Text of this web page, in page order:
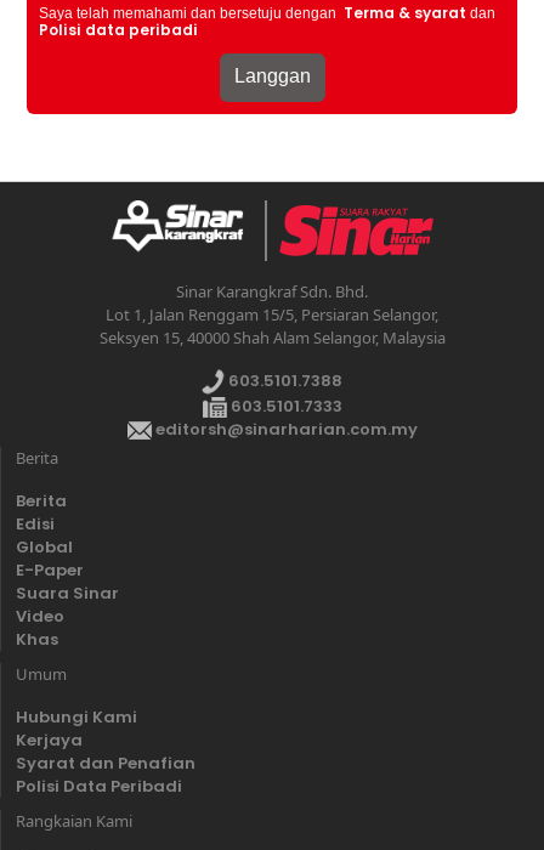
Saya telah memahami dan bersetuju dengan Terma & syarat dan
Polisi data peribadi
Sinar Karangkraf Sdn. Bhd.
Lot 1, Jalan Renggam 15/5, Persiaran Selangor,
Seksyen 15, 40000 Shah Alam Selangor, Malaysia
603.5101.7388
603.5101.7333
editorsh@sinarharian.com.my
Berita
Berita
Edisi
Global
E-Paper
Suara Sinar
Video
Khas
Umum
Hubungi Kami
Kerjaya
Syarat dan Penafian
Polisi Data Peribadi
Rangkaian Kami